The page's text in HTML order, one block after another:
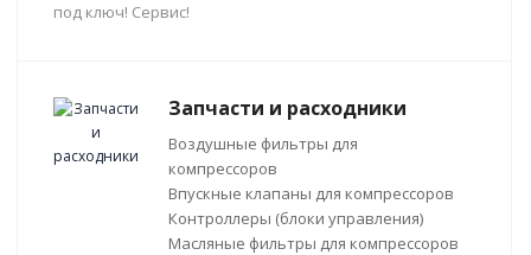
под ключ! Сервис!
Запчасти и расходники
Воздушные фильтры для
компрессоров
Впускные клапаны для компрессоров
Контроллеры (блоки управления)
Масляные фильтры для компрессоров